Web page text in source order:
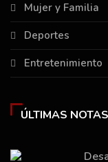
Mujer y Familia
Deportes
Entretenimiento
ÚLTIMAS NOTAS